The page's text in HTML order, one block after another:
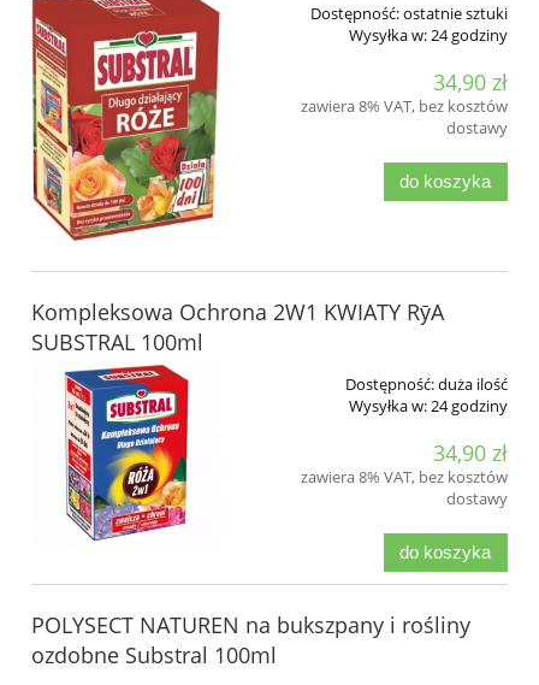
Dostępność:ostatnie sztuki
Wysyłka w:24 godziny
34,90 zł
zawiera 8% VAT, bez kosztów
dostawy
do koszyka
Kompleksowa Ochrona 2W1 KWIATY RӯA
SUBSTRAL 100ml
Dostępność:duża ilość
Wysyłka w:24 godziny
34,90 zł
zawiera 8% VAT, bez kosztów
dostawy
do koszyka
POLYSECT NATUREN na bukszpany i rośliny
ozdobne Substral 100ml